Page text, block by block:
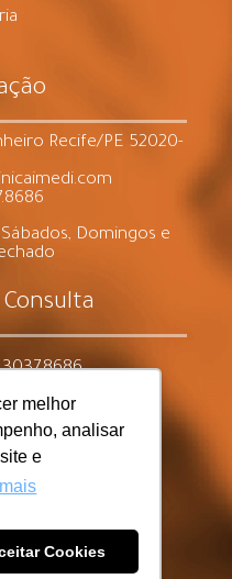
melhor
analisar
e
Cookies
Recife/PE 52020-
Domingos e
e Estratégia